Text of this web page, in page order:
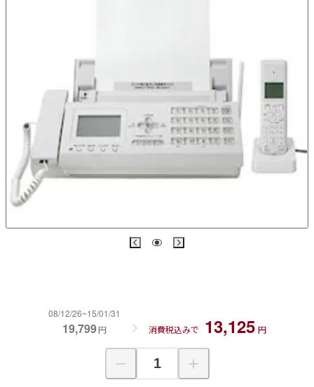
08/12/26~15/01/31
19,799円 消費税込みで 13,125 円